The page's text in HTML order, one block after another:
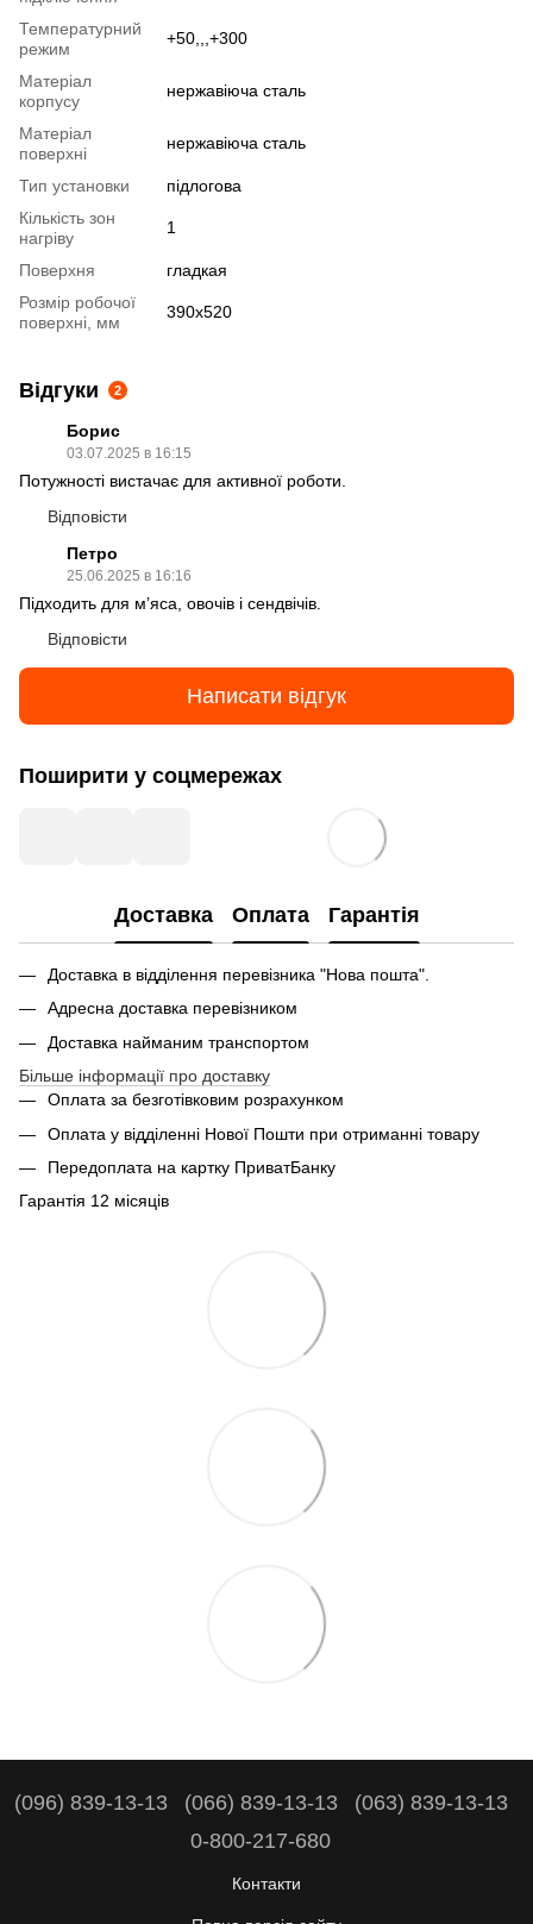
Температурний
режим
+50,,,+300
Матеріал
корпусу
нержавіюча сталь
Матеріал
поверхні
нержавіюча сталь
Тип установки
підлогова
Кількість зон
нагріву
1
Поверхня
гладкая
Розмір робочої
поверхні, мм
390х520
Відгуки 2
Борис
03.07.2025 в 16:15
Потужності вистачає для активної роботи.
Відповісти
Петро
25.06.2025 в 16:16
Підходить для м’яса, овочів і сендвічів.
Відповісти
Написати відгук
Поширити у соцмережах
Доставка Оплата Гарантія
Доставка в відділення перевізника "Нова пошта".
Адресна доставка перевізником
Доставка найманим транспортом
Більше інформації про доставку
Оплата за безготівковим розрахунком
Оплата у відділенні Нової Пошти при отриманні товару
Передоплата на картку ПриватБанку
Гарантія 12 місяців
(096) 839-13-13 (066) 839-13-13
(063) 839-13-13
0-800-217-680
Контакти